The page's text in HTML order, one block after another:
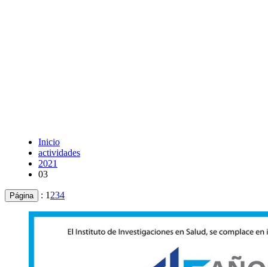
Inicio
actividades
2021
03
Página : 1 234